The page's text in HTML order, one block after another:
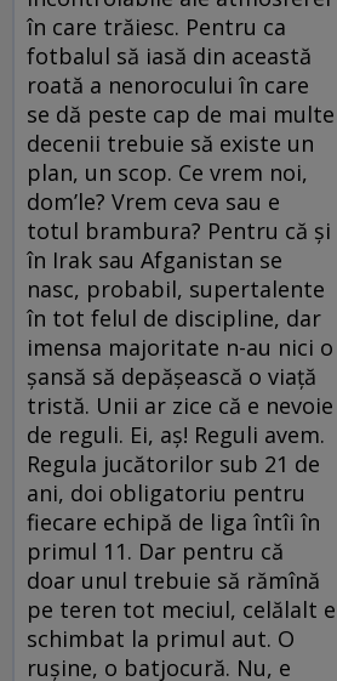
în care trăiesc. Pentru ca
fotbalul să iasă din această
roată a nenorocului în care
se dă peste cap de mai multe
decenii trebuie să existe un
plan, un scop. Ce vrem noi,
dom’le? Vrem ceva sau e
totul brambura? Pentru că şi
în Irak sau Afganistan se
nasc, probabil, supertalente
în tot felul de discipline, dar
imensa majoritate n-au nici o
şansă să depăşească o viaţă
tristă. Unii ar zice că e nevoie
de reguli. Ei, aş! Reguli avem.
Regula jucătorilor sub 21 de
ani, doi obligatoriu pentru
fiecare echipă de liga întîi în
primul 11. Dar pentru că
doar unul trebuie să rămînă
pe teren tot meciul, celălalt e
schimbat la primul aut. O
ruşine, o batjocură. Nu, e